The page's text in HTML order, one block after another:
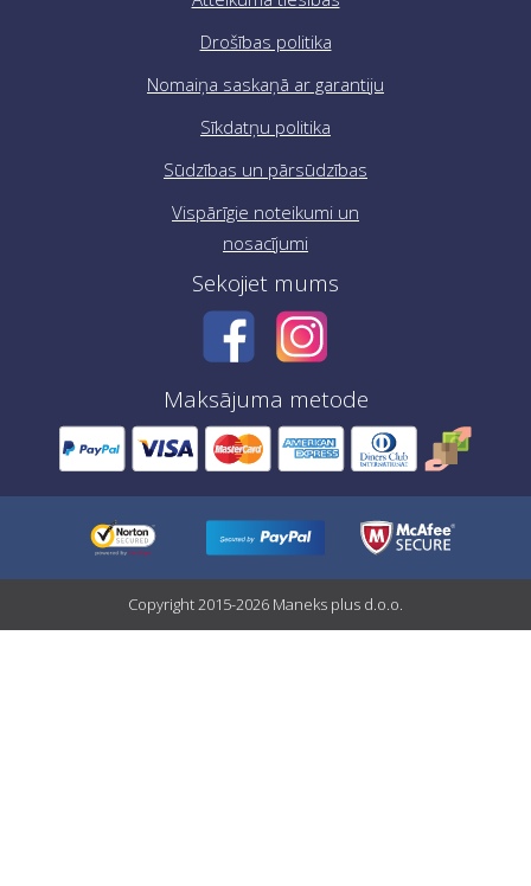
Drošības politika
Nomaiņa saskaņā ar garantiju
Sīkdatņu politika
Sūdzības un pārsūdzības
Vispārīgie noteikumi un
nosacījumi
Sekojiet mums
Maksājuma metode
Copyright 2015-2026 Maneks plus d.o.o.